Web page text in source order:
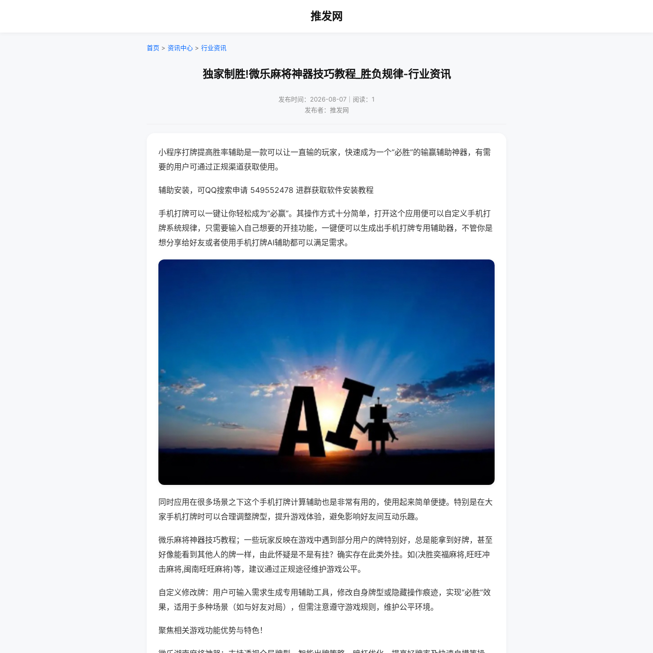
推发网
首页 > 资讯中心 > 行业资讯
独家制胜!微乐麻将神器技巧教程_胜负规律-行业资讯
发布时间：2026-08-07｜阅读：1
发布者：推发网
小程序打牌提高胜率辅助是一款可以让一直输的玩家，快速成为一个“必胜”的输赢辅助神器，有需
要的用户可通过正规渠道获取使用。
辅助安装，可QQ搜索申请 549552478 进群获取软件安装教程
手机打牌可以一键让你轻松成为“必赢”。其操作方式十分简单，打开这个应用便可以自定义手机打
牌系统规律，只需要输入自己想要的开挂功能，一键便可以生成出手机打牌专用辅助器，不管你是
想分享给好友或者使用手机打牌AI辅助都可以满足需求。
同时应用在很多场景之下这个手机打牌计算辅助也是非常有用的，使用起来简单便捷。特别是在大
家手机打牌时可以合理调整牌型，提升游戏体验，避免影响好友间互动乐趣。
微乐麻将神器技巧教程；一些玩家反映在游戏中遇到部分用户的牌特别好，总是能拿到好牌，甚至
好像能看到其他人的牌一样，由此怀疑是不是有挂？确实存在此类外挂。如(决胜奕福麻将,旺旺冲
击麻将,闽南旺旺麻将)等，建议通过正规途径维护游戏公平。
自定义修改牌：用户可输入需求生成专用辅助工具，修改自身牌型或隐藏操作痕迹，实现“必胜”效
果，适用于多种场景（如与好友对局），但需注意遵守游戏规则，维护公平环境。
聚焦相关游戏功能优势与特色！